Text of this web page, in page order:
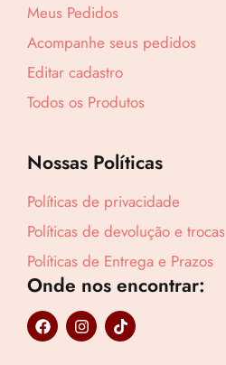
Revenda por
Meus Pedidos
Acompanhe seus pedidos
Editar cadastro
Todos os Produtos
Nossas Políticas
Políticas de privacidade
Políticas de devolução e trocas
Políticas de Entrega e Prazos
Onde nos encontrar:
F
a
I
n
T
i